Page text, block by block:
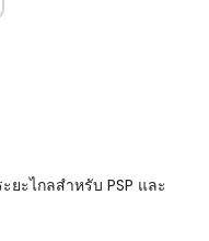
ยะไกลสำหรับ PSP และ